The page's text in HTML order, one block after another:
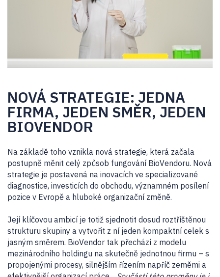
NOVÁ STRATEGIE: JEDNA
FIRMA, JEDEN SMĚR, JEDEN
BIOVENDOR
Na základě toho vznikla nová strategie, která začala
postupně měnit celý způsob fungování BioVendoru. Nová
strategie je postavená na inovacích ve specializované
diagnostice, investicích do obchodu, významném posílení
pozice v Evropě a hluboké organizační změně.
Její klíčovou ambicí je totiž sjednotit dosud roztříštěnou
strukturu skupiny a vytvořit z ní jeden kompaktní celek s
jasným směrem. BioVendor tak přechází z modelu
mezinárodního holdingu na skutečně jednotnou firmu – s
propojenými procesy, silnějším řízením napříč zeměmi a